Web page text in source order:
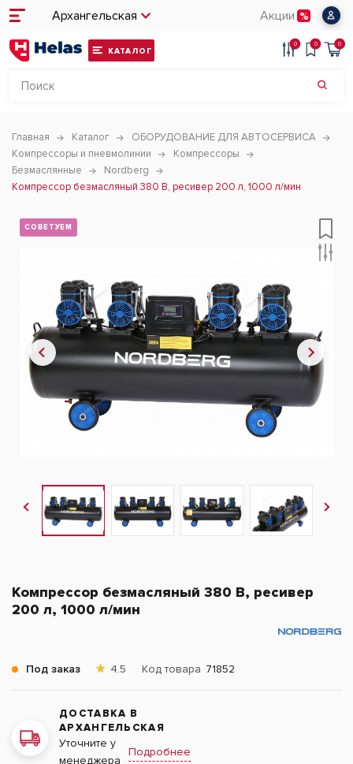
Архангельская Акции
КАТАЛОГ
0 0 0
Главная Каталог
ОБОРУДОВАНИЕ ДЛЯ АВТОСЕРВИСА
Компрессоры и пневмолинии
Компрессоры
Безмаслянные
Nordberg
Компрессор безмасляный 380 В, ресивер 200 л, 1000 л/мин
СОВЕТУЕМ
Компрессор безмасляный 380 В, ресивер
200 л, 1000 л/мин
Под заказ 4.5 Код товара 71852
ДОСТАВКА В
АРХАНГЕЛЬСКАЯ
Уточните у
менеджера
Подробнее